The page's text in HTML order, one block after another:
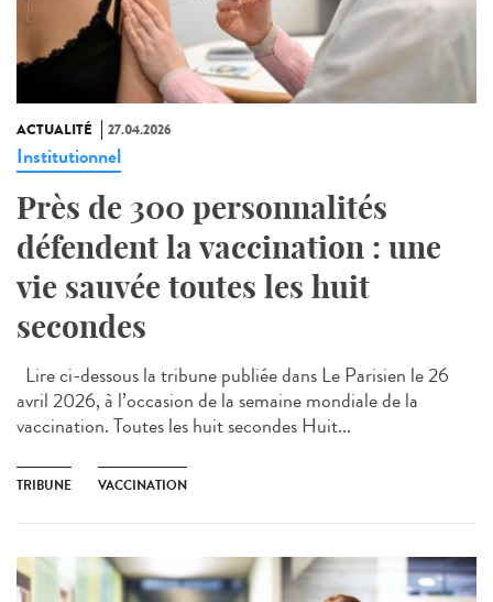
ACTUALITÉ 27.04.2026
Institutionnel
Près de 300 personnalités
défendent la vaccination : une
vie sauvée toutes les huit
secondes
Lire ci-dessous la tribune publiée dans Le Parisien le 26
avril 2026, à l’occasion de la semaine mondiale de la
vaccination. Toutes les huit secondes Huit...
TRIBUNE VACCINATION